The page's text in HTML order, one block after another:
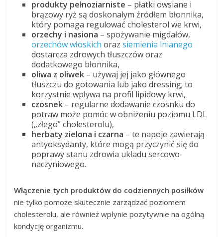
produkty pełnoziarniste – płatki owsiane i
brązowy ryż są doskonałym źródłem błonnika,
który pomaga regulować cholesterol we krwi,
orzechy i nasiona – spożywanie migdałów,
orzechów włoskich orazsiemienia lnianego
dostarcza zdrowych tłuszczów oraz
dodatkowego błonnika,
oliwa z oliwek – używaj jej jako głównego
tłuszczu do gotowania lub jako dressing; to
korzystnie wpływa na profil lipidowy krwi,
czosnek – regularne dodawanie czosnku do
potraw może pomóc w obniżeniu poziomu LDL
(„złego” cholesterolu),
herbaty zielona i czarna – te napoje zawierają
antyoksydanty, które mogą przyczynić się do
poprawy stanu zdrowia układu sercowo-
naczyniowego.
Włączenie tych produktów do codziennych posiłków
nie tylko pomoże skutecznie zarządzać poziomem
cholesterolu, ale również wpłynie pozytywnie na ogólną
kondycję organizmu.